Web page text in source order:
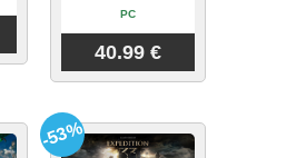
PC
40.99 €
-53%